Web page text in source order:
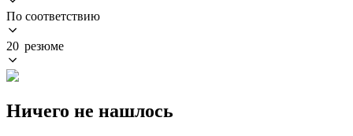
По соответствию
20 резюме
Ничего не нашлось